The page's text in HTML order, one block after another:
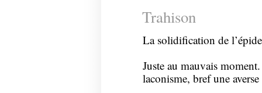
Trahison
La solidification de
Juste au mauvais
laconisme, bref une